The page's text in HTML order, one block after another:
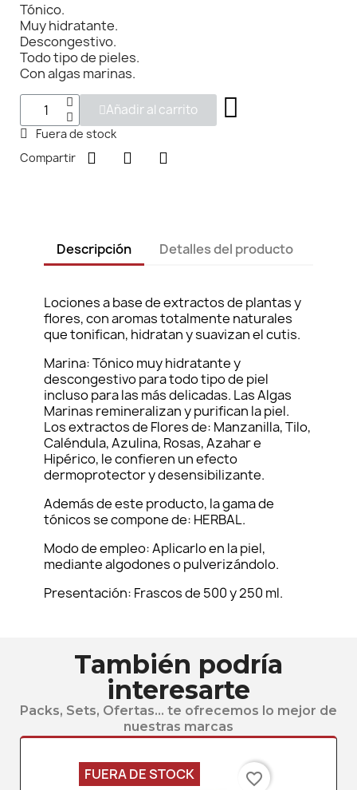
Tónico.
Muy hidratante.
Descongestivo.
Todo tipo de pieles.
Con algas marinas.
Añadir al carrito
Fuera de stock
Compartir
Descripción Detalles del producto
Lociones a base de extractos de plantas y
flores, con aromas totalmente naturales
que tonifican, hidratan y suavizan el cutis.
Marina: Tónico muy hidratante y
descongestivo para todo tipo de piel
incluso para las más delicadas. Las Algas
Marinas remineralizan y purifican la piel.
Los extractos de Flores de: Manzanilla, Tilo,
Caléndula, Azulina, Rosas, Azahar e
Hipérico, le confieren un efecto
dermoprotector y desensibilizante.
Además de este producto, la gama de
tónicos se compone de: HERBAL.
Modo de empleo: Aplicarlo en la piel,
mediante algodones o pulverizándolo.
Presentación: Frascos de 500 y 250 ml.
También podría
interesarte
Packs, Sets, Ofertas... te ofrecemos lo mejor de
nuestras marcas
FUERA DE STOCK favorite_border